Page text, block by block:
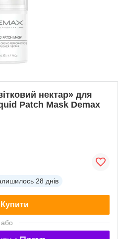
нектар» для
Patch Mask Demax
28 днів
Купити
або